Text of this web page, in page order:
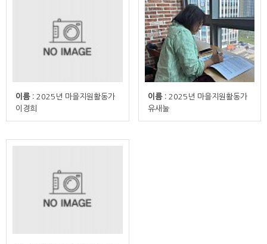
이름 : 2025년 마을지원활동가
이경희
이름 : 2025년 마을지원활동가
유새눌